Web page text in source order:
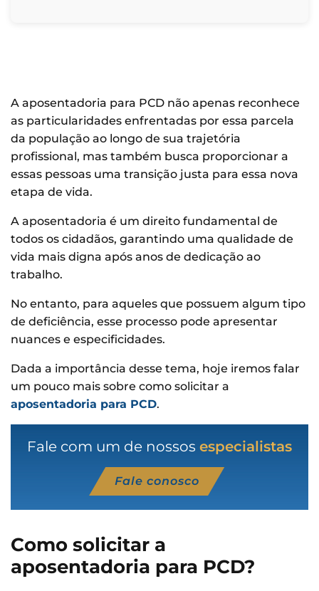
A aposentadoria para PCD não apenas reconhece
as particularidades enfrentadas por essa parcela
da população ao longo de sua trajetória
profissional, mas também busca proporcionar a
essas pessoas uma transição justa para essa nova
etapa de vida.
A aposentadoria é um direito fundamental de
todos os cidadãos, garantindo uma qualidade de
vida mais digna após anos de dedicação ao
trabalho.
No entanto, para aqueles que possuem algum tipo
de deficiência, esse processo pode apresentar
nuances e especificidades.
Dada a importância desse tema, hoje iremos falar
um pouco mais sobre como solicitar a
aposentadoria para PCD.
Fale com um de nossos especialistas
Fale conosco
Como solicitar a
aposentadoria para PCD?